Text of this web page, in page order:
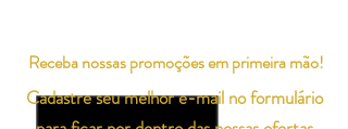
Cadastre seu melhor e-mail no formulário
Receba nossas promoções em primeira mão!